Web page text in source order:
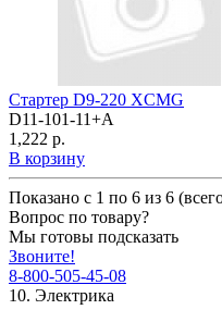
Стартер D9-220 XCMG
D11-101-11+A
1,222 р.
В корзину
Показано с 1 по 6 из 6
Вопрос по товару?
Мы готовы подсказать
Звоните!
8-800-505-45-08
10. Электрика